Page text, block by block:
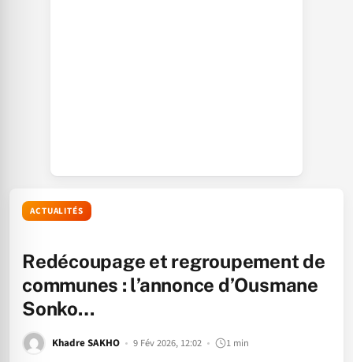
ACTUALITÉS
Redécoupage et regroupement de
communes : l’annonce d’Ousmane
Sonko…
Khadre SAKHO 9 Fév 2026, 12:02 1 min